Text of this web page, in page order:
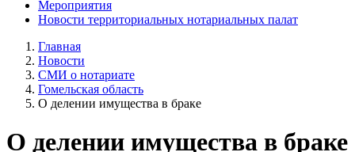
Мероприятия
Новости территориальных нотариальных палат
Главная
Новости
СМИ о нотариате
Гомельская область
О делении имущества в браке
О делении имущества в браке